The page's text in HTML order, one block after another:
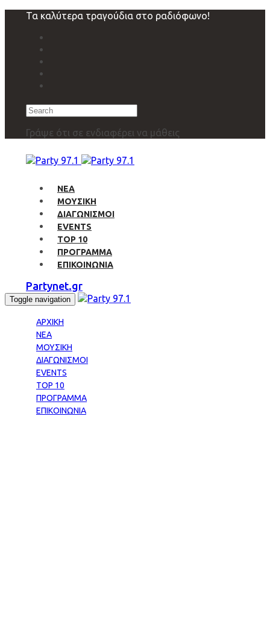
navigation
Τα καλύτερα τραγούδια στο ραδιόφωνο!
Search
Γράψε ότι σε ενδιαφέρει να μάθεις
ΝΕΑ
ΜΟΥΣΙΚΗ
ΔΙΑΓΩΝΙΣΜΟΙ
EVENTS
TOP 10
ΠΡΟΓΡΑΜΜΑ
ΕΠΙΚΟΙΝΩΝΙΑ
Partynet.gr
Toggle navigation
ΑΡΧΙΚΗ
ΝΕΑ
ΜΟΥΣΙΚΗ
ΔΙΑΓΩΝΙΣΜΟΙ
EVENTS
TOP 10
ΠΡΟΓΡΑΜΜΑ
ΕΠΙΚΟΙΝΩΝΙΑ